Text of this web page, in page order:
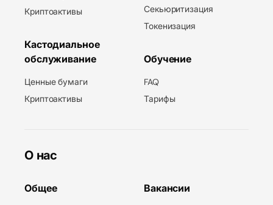
Криптоактивы
Кастодиальное
обслуживание
Ценные бумаги
Криптоактивы
Секьюритизация
Токенизация
Обучение
FAQ
Тарифы
О нас
Общее Вакансии